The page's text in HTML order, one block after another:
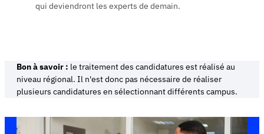
qui deviendront les experts de demain.
Bon à savoir : le traitement des candidatures est réalisé au
niveau régional. Il n'est donc pas nécessaire de réaliser
plusieurs candidatures en sélectionnant différents campus.